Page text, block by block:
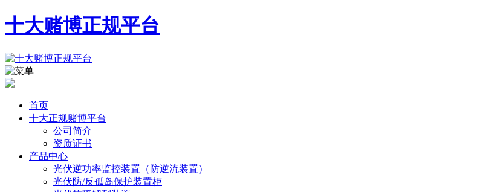
十大赌博正规平台
首页
十大正规赌博平台
公司简介
资质证书
产品中心
光伏逆功率监控装置（防逆流装置）
光伏防/反孤岛保护装置柜